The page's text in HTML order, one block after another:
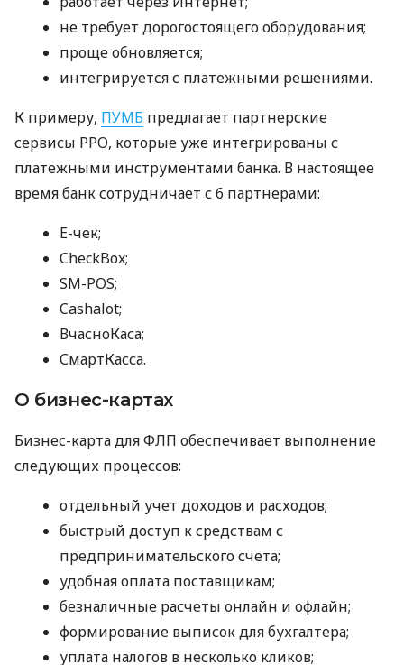
не требует дорогостоящего оборудования;
проще обновляется;
интегрируется с платежными решениями.
К примеру, ПУМБ предлагает партнерские
сервисы РРО, которые уже интегрированы с
платежными инструментами банка. В настоящее
время банк сотрудничает с 6 партнерами:
E-чек;
CheckBox;
SM-POS;
Cashalot;
ВчасноКаса;
СмартКасса.
О бизнес-картах
Бизнес-карта для ФЛП обеспечивает выполнение
следующих процессов:
отдельный учет доходов и расходов;
быстрый доступ к средствам с
предпринимательского счета;
удобная оплата поставщикам;
безналичные расчеты онлайн и офлайн;
формирование выписок для бухгалтера;
уплата налогов в несколько кликов;